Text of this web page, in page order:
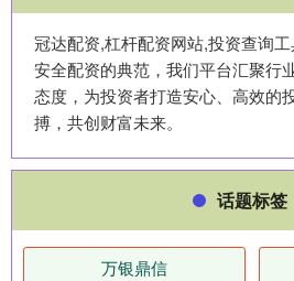
冠达配资,杠杆配资网站,投资查询
安全配资的典范，我们平台汇聚行
态度，为投资者打造安心、高效的
搏，共创财富未来。
话题标签
万银鼎信